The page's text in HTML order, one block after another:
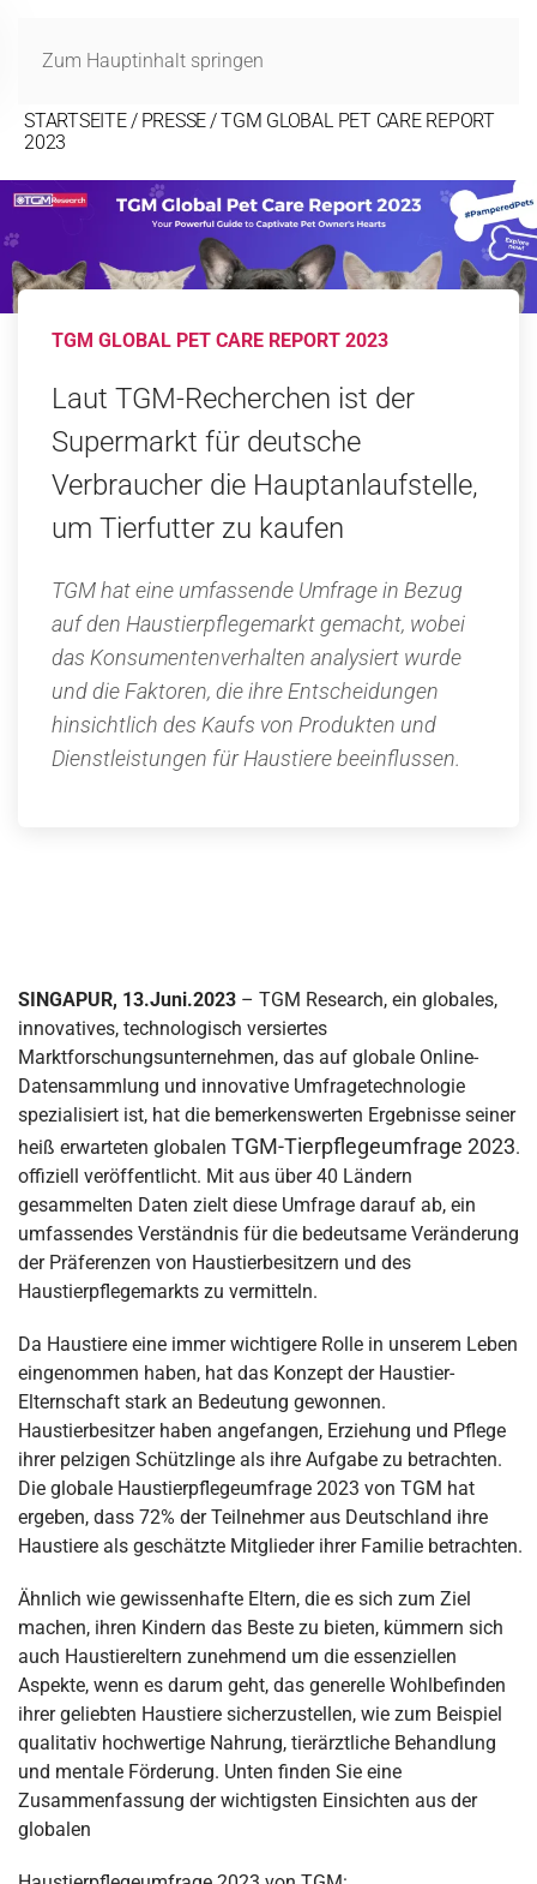
Zum Hauptinhalt springen
STARTSEITE PRESSE
TGM GLOBAL PET CARE REPORT
2023
TGM GLOBAL PET CARE REPORT 2023
Laut TGM-Recherchen ist der
Supermarkt für deutsche
Verbraucher die Hauptanlaufstelle,
um Tierfutter zu kaufen
TGM hat eine umfassende Umfrage in Bezug
auf den Haustierpflegemarkt gemacht, wobei
das Konsumentenverhalten analysiert wurde
und die Faktoren, die ihre Entscheidungen
hinsichtlich des Kaufs von Produkten und
Dienstleistungen für Haustiere beeinflussen.
SINGAPUR, 13.Juni.2023 – TGM Research, ein globales,
innovatives, technologisch versiertes
Marktforschungsunternehmen, das auf globale Online-
Datensammlung und innovative Umfragetechnologie
spezialisiert ist, hat die bemerkenswerten Ergebnisse seiner
heiß erwarteten globalen TGM-Tierpflegeumfrage 2023.
offiziell veröffentlicht. Mit aus über 40 Ländern
gesammelten Daten zielt diese Umfrage darauf ab, ein
umfassendes Verständnis für die bedeutsame Veränderung
der Präferenzen von Haustierbesitzern und des
Haustierpflegemarkts zu vermitteln.
Da Haustiere eine immer wichtigere Rolle in unserem Leben
eingenommen haben, hat das Konzept der Haustier-
Elternschaft stark an Bedeutung gewonnen.
Haustierbesitzer haben angefangen, Erziehung und Pflege
ihrer pelzigen Schützlinge als ihre Aufgabe zu betrachten.
Die globale Haustierpflegeumfrage 2023 von TGM hat
ergeben, dass 72% der Teilnehmer aus Deutschland ihre
Haustiere als geschätzte Mitglieder ihrer Familie betrachten.
Ähnlich wie gewissenhafte Eltern, die es sich zum Ziel
machen, ihren Kindern das Beste zu bieten, kümmern sich
auch Haustiereltern zunehmend um die essenziellen
Aspekte, wenn es darum geht, das generelle Wohlbefinden
ihrer geliebten Haustiere sicherzustellen, wie zum Beispiel
qualitativ hochwertige Nahrung, tierärztliche Behandlung
und mentale Förderung. Unten finden Sie eine
Zusammenfassung der wichtigsten Einsichten aus der
globalen